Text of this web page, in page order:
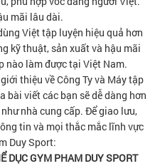
mãi lâu dài.
Việt tập luyện hiệu quả hơn
kỹ thuật, sản xuất và hậu mãi
nào làm được tại Việt Nam.
thiệu về Công Ty và Máy tập
bài viết các bạn sẽ dễ dàng hơn
nhà cung cấp. Để giao lưu,
tin và mọi thắc mắc lĩnh vực
Duy Sport:
DỤC GYM PHAM DUY SPORT